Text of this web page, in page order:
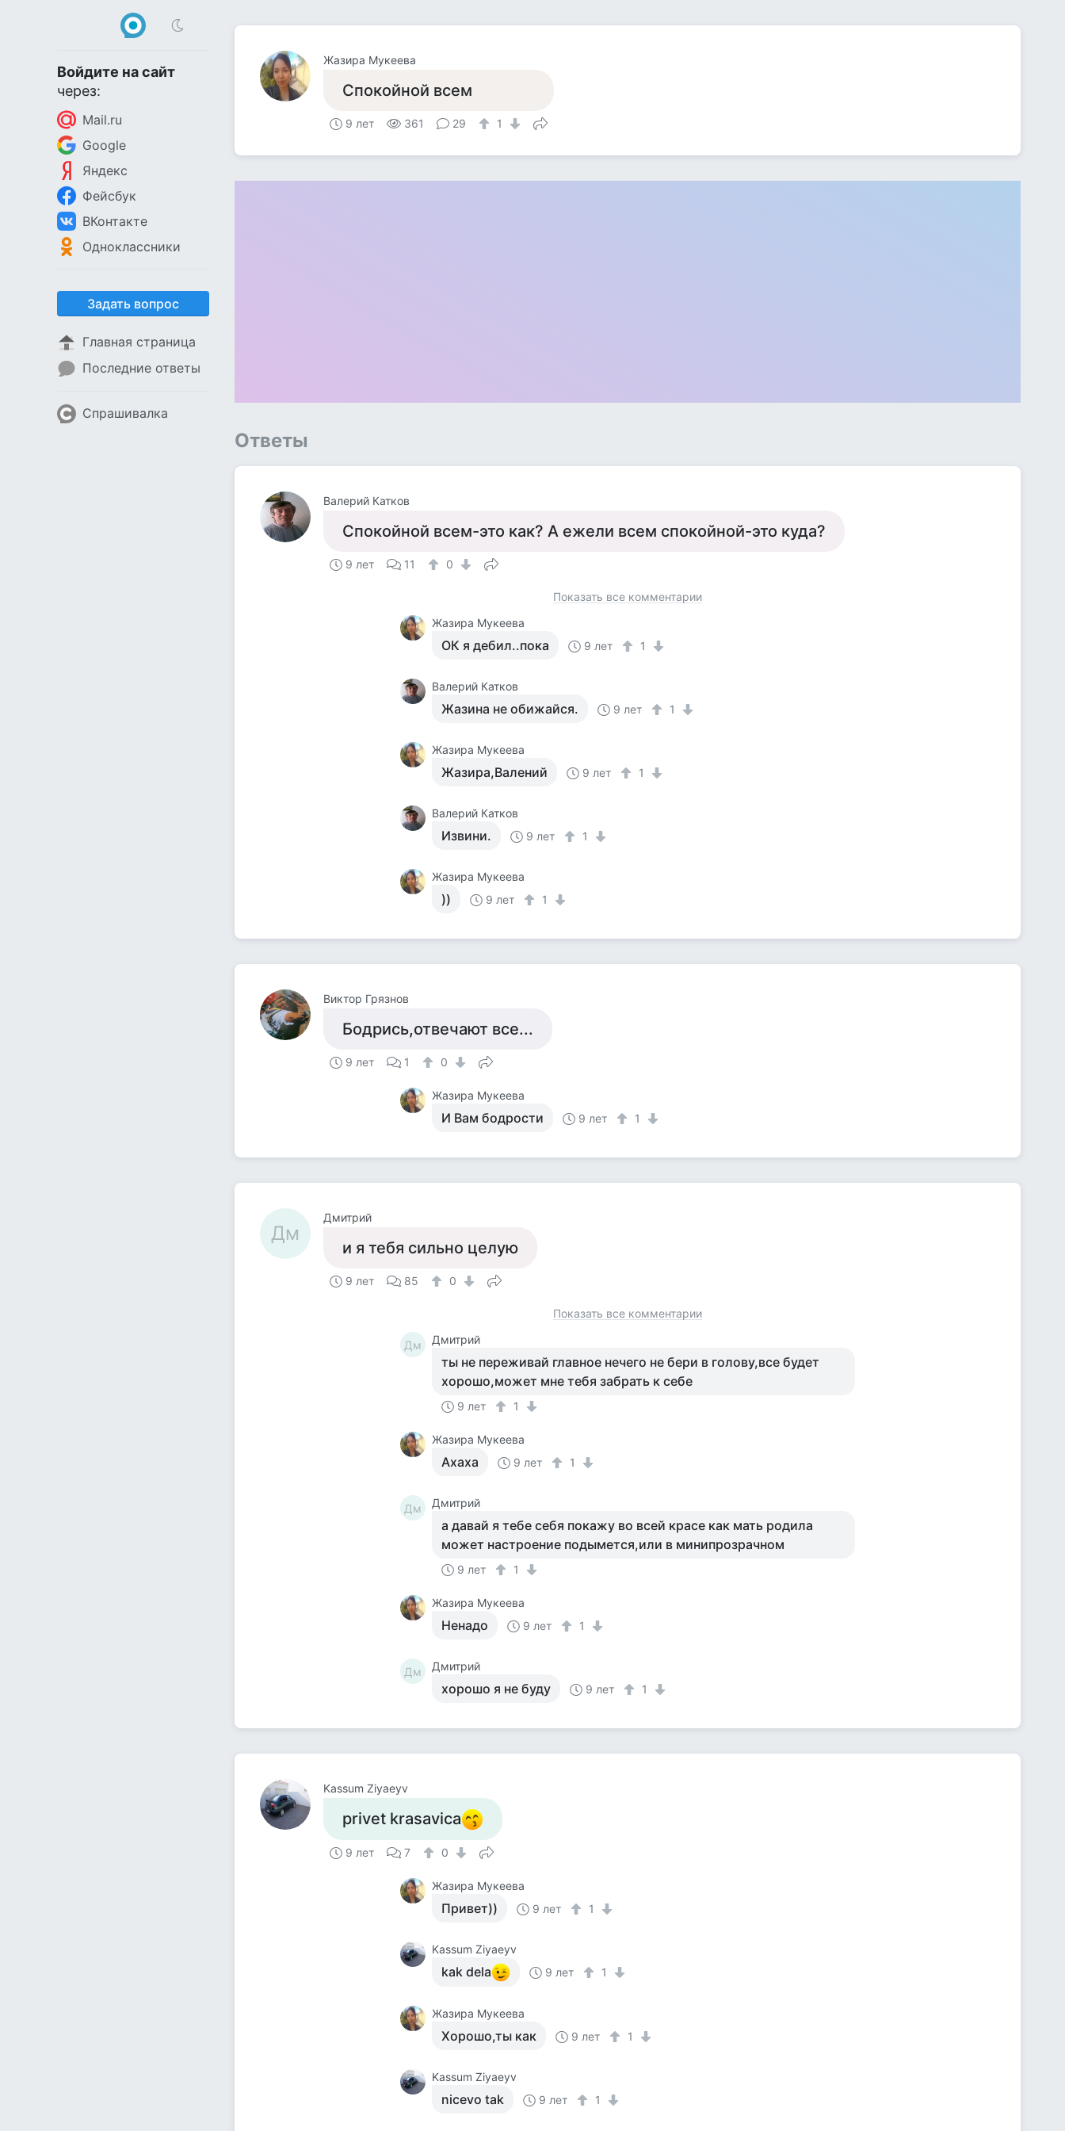
Войдите на сайт
через:
Mail.ru
Google
Яндекс
Фейсбук
ВКонтакте
Одноклассники
Задать вопрос
Главная страница
Последние ответы
Спрашивалка
Жазира Мукеева
Спокойной всем
9 лет 361 29 1
Ответы
Валерий Катков
Спокойной всем-это как? А ежели всем спокойной-это куда?
9 лет 11 0
Показать все комментарии
Жазира Мукеева
ОК я дебил..пока 9 лет 1
Валерий Катков
Жазина не обижайся. 9 лет 1
Жазира Мукеева
Жазира,Валений 9 лет 1
Валерий Катков
Извини. 9 лет 1
Жазира Мукеева
)) 9 лет 1
Виктор Грязнов
Бодрись,отвечают все...
9 лет 1 0
Жазира Мукеева
И Вам бодрости 9 лет 1
Дм
Дмитрий
и я тебя сильно целую
9 лет 85 0
Показать все комментарии
Дм Дмитрий
ты не переживай главное нечего не бери в голову,все будет
хорошо,может мне тебя забрать к себе
9 лет 1
Жазира Мукеева
Ахаха 9 лет 1
Дм Дмитрий
а давай я тебе себя покажу во всей красе как мать родила
может настроение подымется,или в минипрозрачном
9 лет 1
Жазира Мукеева
Ненадо 9 лет 1
Дм Дмитрий
хорошо я не буду 9 лет 1
Kassum Ziyaeyv
privet krasavica
9 лет 7 0
Жазира Мукеева
Привет)) 9 лет 1
Kassum Ziyaeyv
kak dela 9 лет 1
Жазира Мукеева
Хорошо,ты как 9 лет 1
Kassum Ziyaeyv
nicevo tak 9 лет 1